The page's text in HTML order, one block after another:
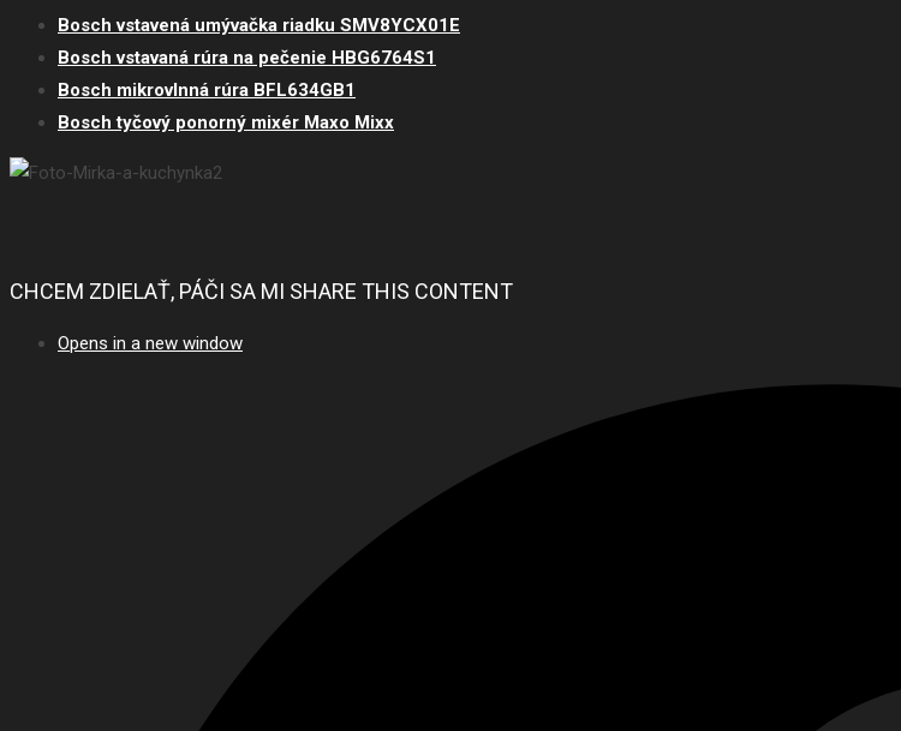
Bosch vstavená umývačka riadku SMV8YCX01E
Bosch vstavaná rúra na pečenie HBG6764S1
Bosch mikrovlnná rúra BFL634GB1
Bosch tyčový ponorný mixér Maxo Mixx
CHCEM ZDIELAŤ, PÁČI SA MI SHARE THIS CONTENT
Opens in a new window